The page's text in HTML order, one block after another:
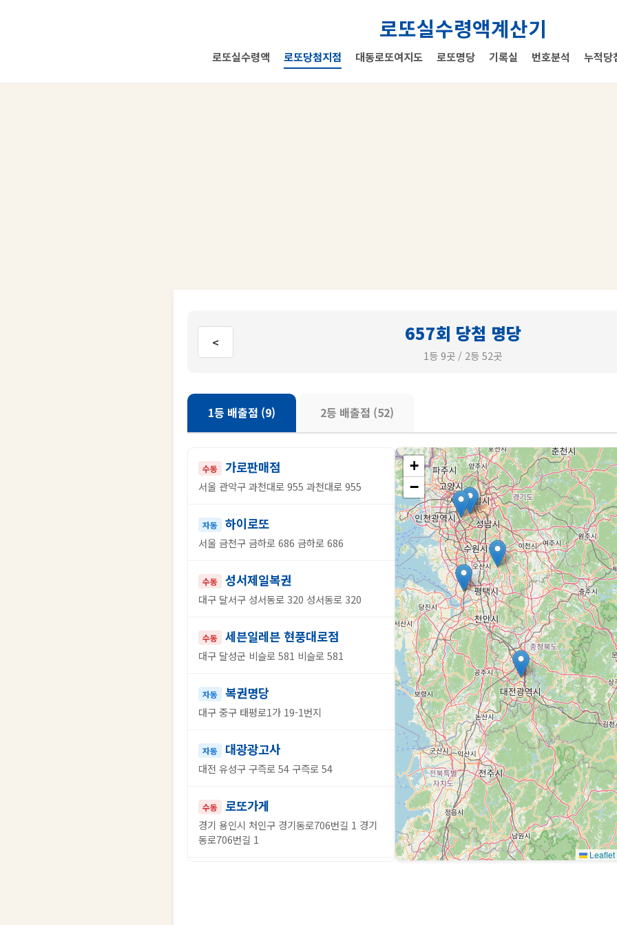
로또실수령액계산기
로또실수령액 로또당첨지점 대동로또여지도 로또명당 기록실 번호분석 누적당
< 657회 당첨 명당
1등 9곳 / 2등 52곳
1등 배출점 (9) 2등 배출점 (52)
수동 가로판매점
서울 관악구 과천대로 955 과천대로 955
자동 하이로또
서울 금천구 금하로 686 금하로 686
수동 성서제일복권
대구 달서구 성서동로 320 성서동로 320
수동 세븐일레븐 현풍대로점
대구 달성군 비슬로 581 비슬로 581
자동 복권명당
대구 중구 태평로1가 19-1번지
자동 대광광고사
대전 유성구 구즉로 54 구즉로 54
수동 로또가게
경기 용인시 처인구 경기동로706번길 1 경기
동로706번길 1
+
−
Leaflet